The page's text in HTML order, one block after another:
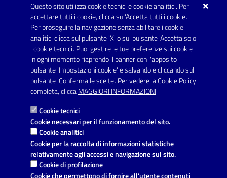
Questo sito utilizza cookie tecnici e cookie analitici. Per
accettare tutti i cookie, clicca su 'Accetta tutti i cookie'.
Per proseguire la navigazione senza abilitare i cookie
analitici clicca sul pulsante 'X' o sul pulsante 'Accetta solo
i cookie tecnici'. Puoi gestire le tue preferenze sui cookie
in ogni momento riaprendo il banner con l'apposito
pulsante 'Impostazioni cookie' e salvandole cliccando sul
pulsante 'Conferma le scelte'. Per vedere la Cookie Policy
completa, cliccaMAGGIORI INFORMAZIONI
Cookie tecnici
Cookie necessari per il funzionamento del sito.
Cookie analitici
Cookie per la raccolta di informazioni statistiche
relativamente agli accessi e navigazione sul sito.
Cookie di profilazione
Cookie che permettono di fornire all'utente contenuti
Posta Elettronica Certificata:
protocollo.comunecarmiano@pec.rupar.puglia.it
URP - Ufficio Relazioni con il Pubblico
Link utili
Informativa privacy
Dichiarazione di accessibilità
Note legali
Domande frequenti